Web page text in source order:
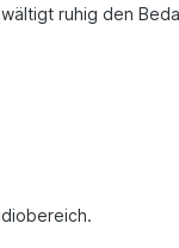
ruhig den